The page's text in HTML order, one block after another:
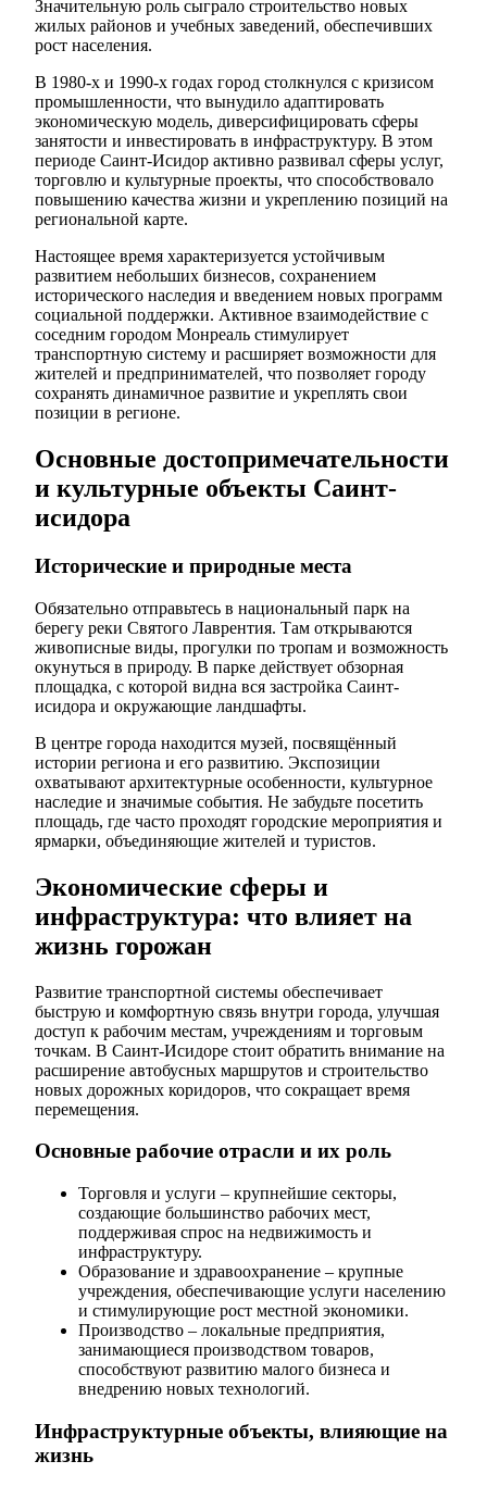
Значительную роль сыграло строительство новых
жилых районов и учебных заведений, обеспечивших
рост населения.
В 1980-х и 1990-х годах город столкнулся с кризисом
промышленности, что вынудило адаптировать
экономическую модель, диверсифицировать сферы
занятости и инвестировать в инфраструктуру. В этом
периоде Саинт-Исидор активно развивал сферы услуг,
торговлю и культурные проекты, что способствовало
повышению качества жизни и укреплению позиций на
региональной карте.
Настоящее время характеризуется устойчивым
развитием небольших бизнесов, сохранением
исторического наследия и введением новых программ
социальной поддержки. Активное взаимодействие с
соседним городом Монреаль стимулирует
транспортную систему и расширяет возможности для
жителей и предпринимателей, что позволяет городу
сохранять динамичное развитие и укреплять свои
позиции в регионе.
Основные достопримечательности
и культурные объекты Саинт-
исидора
Исторические и природные места
Обязательно отправьтесь в национальный парк на
берегу реки Святого Лаврентия. Там открываются
живописные виды, прогулки по тропам и возможность
окунуться в природу. В парке действует обзорная
площадка, с которой видна вся застройка Саинт-
исидора и окружающие ландшафты.
В центре города находится музей, посвящённый
истории региона и его развитию. Экспозиции
охватывают архитектурные особенности, культурное
наследие и значимые события. Не забудьте посетить
площадь, где часто проходят городские мероприятия и
ярмарки, объединяющие жителей и туристов.
Экономические сферы и
инфраструктура: что влияет на
жизнь горожан
Развитие транспортной системы обеспечивает
быструю и комфортную связь внутри города, улучшая
доступ к рабочим местам, учреждениям и торговым
точкам. В Саинт-Исидоре стоит обратить внимание на
расширение автобусных маршрутов и строительство
новых дорожных коридоров, что сокращает время
перемещения.
Основные рабочие отрасли и их роль
Торговля и услуги – крупнейшие секторы,
создающие большинство рабочих мест,
поддерживая спрос на недвижимость и
инфраструктуру.
Образование и здравоохранение – крупные
учреждения, обеспечивающие услуги населению
и стимулирующие рост местной экономики.
Производство – локальные предприятия,
занимающиеся производством товаров,
способствуют развитию малого бизнеса и
внедрению новых технологий.
Инфраструктурные объекты, влияющие на
жизнь